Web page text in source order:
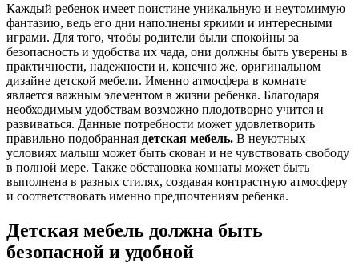
Каждый ребенок имеет поистине уникальную и неутомимую
фантазию, ведь его дни наполнены яркими и интересными
играми. Для того, чтобы родители были спокойны за
безопасность и удобства их чада, они должны быть уверены в
практичности, надежности и, конечно же, оригинальном
дизайне детской мебели. Именно атмосфера в комнате
является важным элементом в жизни ребенка. Благодаря
необходимым удобствам возможно плодотворно учится и
развиваться. Данные потребности может удовлетворить
правильно подобранная детская мебель. В неуютных
условиях малыш может быть скован и не чувствовать свободу
в полной мере. Также обстановка комнаты может быть
выполнена в разных стилях, создавая контрастную атмосферу
и соответствовать именно предпочтениям ребенка.
Детская мебель должна быть
безопасной и удобной